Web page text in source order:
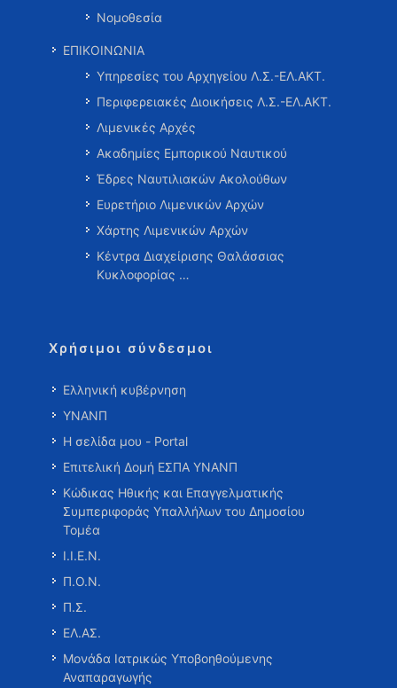
Νομοθεσία
ΕΠΙΚΟΙΝΩΝΙΑ
Υπηρεσίες του Αρχηγείου Λ.Σ.-ΕΛ.ΑΚΤ.
Περιφερειακές Διοικήσεις Λ.Σ.-ΕΛ.ΑΚΤ.
Λιμενικές Αρχές
Ακαδημίες Εμπορικού Ναυτικού
Έδρες Ναυτιλιακών Ακολούθων
Ευρετήριο Λιμενικών Αρχών
Χάρτης Λιμενικών Αρχών
Κέντρα Διαχείρισης Θαλάσσιας
Κυκλοφορίας …
Χρήσιμοι σύνδεσμοι
Ελληνική κυβέρνηση
ΥΝΑΝΠ
Η σελίδα μου - Portal
Επιτελική Δομή ΕΣΠΑ ΥΝΑΝΠ
Κώδικας Ηθικής και Επαγγελματικής
Συμπεριφοράς Υπαλλήλων του Δημοσίου
Τομέα
Ι.Ι.Ε.Ν.
Π.Ο.Ν.
Π.Σ.
ΕΛ.ΑΣ.
Μονάδα Ιατρικώς Υποβοηθούμενης
Αναπαραγωγής